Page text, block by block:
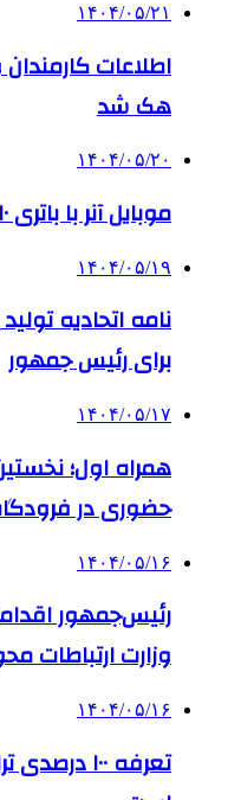
۱۴۰۴/۰۵/۲۱
اطلاعات
هک شد
۱۴۰۴/۰۵/۲۰
موبایل آنر با باتری ۱۰ هزار میلی آمپری به بازار می آید
۱۴۰۴/۰۵/۱۹
نامه اتحادیه
برای رئیس جمهور
۱۴۰۴/۰۵/۱۷
همراه اول؛
حضوری در
۱۴۰۴/۰۵/۱۶
رئیس‌جمهور
وزارت ارتباطات
۱۴۰۴/۰۵/۱۶
تعرفه ۱۰۰